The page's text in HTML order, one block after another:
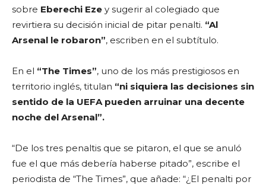
sobre Eberechi Eze y sugerir al colegiado que
revirtiera su decisión inicial de pitar penalti. “Al
Arsenal le robaron”, escriben en el subtítulo.
En el “The Times”, uno de los más prestigiosos en
territorio inglés, titulan “ni siquiera las decisiones sin
sentido de la UEFA pueden arruinar una decente
noche del Arsenal”.
“De los tres penaltis que se pitaron, el que se anuló
fue el que más debería haberse pitado”, escribe el
periodista de “The Times”, que añade: “¿El penalti por